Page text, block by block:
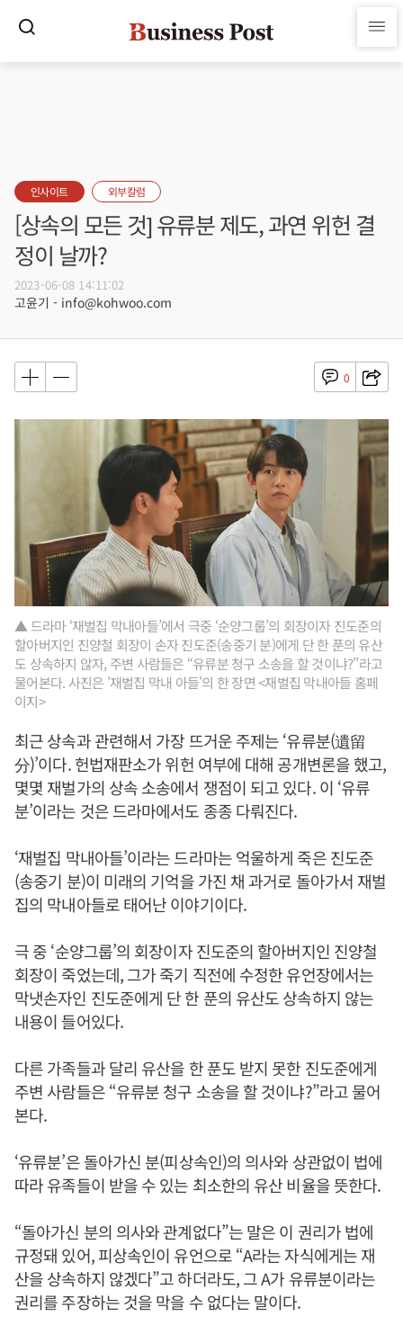
인사이트 외부칼럼
[상속의 모든 것] 유류분 제도, 과연 위헌 결
정이 날까?
2023-06-08 14:11:02
고윤기 - info@kohwoo.com
0
▲ 드라마 ‘재벌집 막내아들’에서 극중 ‘순양그룹’의 회장이자 진도준의
할아버지인 진양철 회장이 손자 진도준(송중기 분)에게 단 한 푼의 유산
도 상속하지 않자, 주변 사람들은 “유류분 청구 소송을 할 것이냐?”라고
물어본다. 사진은 '재벌집 막내 아들'의 한 장면 <재벌집 막내아들 홈페
이지>
최근 상속과 관련해서 가장 뜨거운 주제는 ‘유류분(遺留
分)’이다. 헌법재판소가 위헌 여부에 대해 공개변론을 했고,
몇몇 재벌가의 상속 소송에서 쟁점이 되고 있다. 이 ‘유류
분’이라는 것은 드라마에서도 종종 다뤄진다.
‘재벌집 막내아들’이라는 드라마는 억울하게 죽은 진도준
(송중기 분)이 미래의 기억을 가진 채 과거로 돌아가서 재벌
집의 막내아들로 태어난 이야기이다.
극 중 ‘순양그룹’의 회장이자 진도준의 할아버지인 진양철
회장이 죽었는데, 그가 죽기 직전에 수정한 유언장에서는
막냇손자인 진도준에게 단 한 푼의 유산도 상속하지 않는
내용이 들어있다.
다른 가족들과 달리 유산을 한 푼도 받지 못한 진도준에게
주변 사람들은 “유류분 청구 소송을 할 것이냐?”라고 물어
본다.
‘유류분’은 돌아가신 분(피상속인)의 의사와 상관없이 법에
따라 유족들이 받을 수 있는 최소한의 유산 비율을 뜻한다.
“돌아가신 분의 의사와 관계없다”는 말은 이 권리가 법에
규정돼 있어, 피상속인이 유언으로 “A라는 자식에게는 재
산을 상속하지 않겠다”고 하더라도, 그 A가 유류분이라는
권리를 주장하는 것을 막을 수 없다는 말이다.